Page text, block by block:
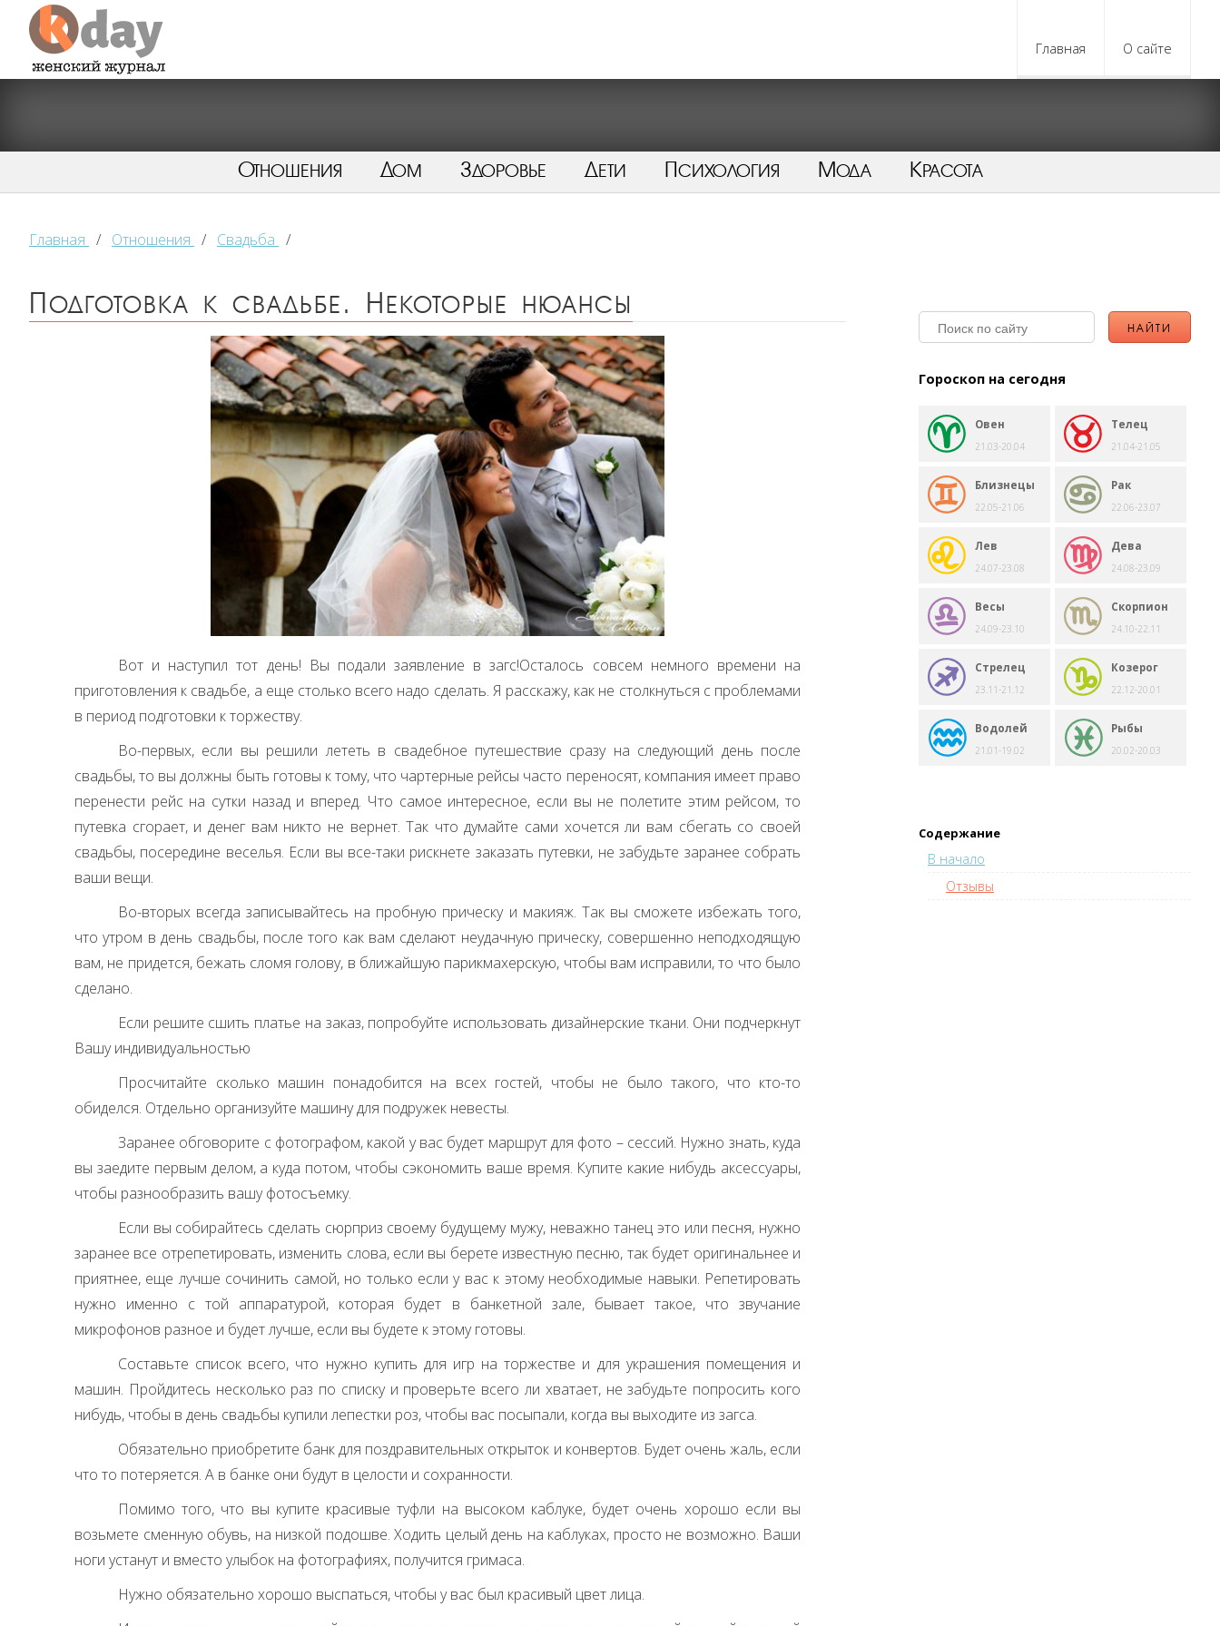
Главная О сайте
Отношения Дом Здоровье Дети Психология Мода Красота
Главная / Отношения / Свадьба /
Подготовка к свадьбе. Некоторые нюансы
Вот и наступил тот день! Вы подали заявление в загс!Осталось совсем немного времени на
приготовления к свадьбе, а еще столько всего надо сделать. Я расскажу, как не столкнуться с проблемами
в период подготовки к торжеству.
Во-первых, если вы решили лететь в свадебное путешествие сразу на следующий день после
свадьбы, то вы должны быть готовы к тому, что чартерные рейсы часто переносят, компания имеет право
перенести рейс на сутки назад и вперед. Что самое интересное, если вы не полетите этим рейсом, то
путевка сгорает, и денег вам никто не вернет. Так что думайте сами хочется ли вам сбегать со своей
свадьбы, посередине веселья. Если вы все-таки рискнете заказать путевки, не забудьте заранее собрать
ваши вещи.
Во-вторых всегда записывайтесь на пробную прическу и макияж. Так вы сможете избежать того,
что утром в день свадьбы, после того как вам сделают неудачную прическу, совершенно неподходящую
вам, не придется, бежать сломя голову, в ближайшую парикмахерскую, чтобы вам исправили, то что было
сделано.
Если решите сшить платье на заказ, попробуйте использовать дизайнерские ткани. Они подчеркнут
Вашу индивидуальностью
Просчитайте сколько машин понадобится на всех гостей, чтобы не было такого, что кто-то
обиделся. Отдельно организуйте машину для подружек невесты.
Заранее обговорите с фотографом, какой у вас будет маршрут для фото – сессий. Нужно знать, куда
вы заедите первым делом, а куда потом, чтобы сэкономить ваше время. Купите какие нибудь аксессуары,
чтобы разнообразить вашу фотосъемку.
Если вы собирайтесь сделать сюрприз своему будущему мужу, неважно танец это или песня, нужно
заранее все отрепетировать, изменить слова, если вы берете известную песню, так будет оригинальнее и
приятнее, еще лучше сочинить самой, но только если у вас к этому необходимые навыки. Репетировать
нужно именно с той аппаратурой, которая будет в банкетной зале, бывает такое, что звучание
микрофонов разное и будет лучше, если вы будете к этому готовы.
Составьте список всего, что нужно купить для игр на торжестве и для украшения помещения и
машин. Пройдитесь несколько раз по списку и проверьте всего ли хватает, не забудьте попросить кого
нибудь, чтобы в день свадьбы купили лепестки роз, чтобы вас посыпали, когда вы выходите из загса.
Обязательно приобретите банк для поздравительных открыток и конвертов. Будет очень жаль, если
что то потеряется. А в банке они будут в целости и сохранности.
Помимо того, что вы купите красивые туфли на высоком каблуке, будет очень хорошо если вы
возьмете сменную обувь, на низкой подошве. Ходить целый день на каблуках, просто не возможно. Ваши
ноги устанут и вместо улыбок на фотографиях, получится гримаса.
Нужно обязательно хорошо выспаться, чтобы у вас был красивый цвет лица.
Гороскоп на сегодня
Овен
21.03-20.04
Телец
21.04-21.05
Близнецы
22.05-21.06
Рак
22.06-23.07
Лев
24.07-23.08
Дева
24.08-23.09
Весы
24.09-23.10
Скорпион
24.10-22.11
Стрелец
23.11-21.12
Козерог
22.12-20.01
Водолей
21.01-19.02
Рыбы
20.02-20.03
Содержание
В начало
Отзывы